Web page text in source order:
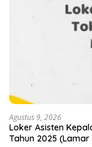
Agustus 9, 2026
Loker Asisten
Tahun 2025